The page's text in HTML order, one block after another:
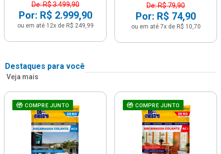
De: R$ 3.499,90
Por: R$ 2.999,90
ou em até 12x de R$ 249,99
De: R$ 79,90
Por: R$ 74,90
ou em até 7x de R$ 10,70
Destaques para você
Veja mais
COMPRE JUNTO COMPRE JUNTO